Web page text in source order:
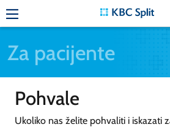
Za pacijente
Pohvale
Ukoliko nas želite pohvaliti i iskazati